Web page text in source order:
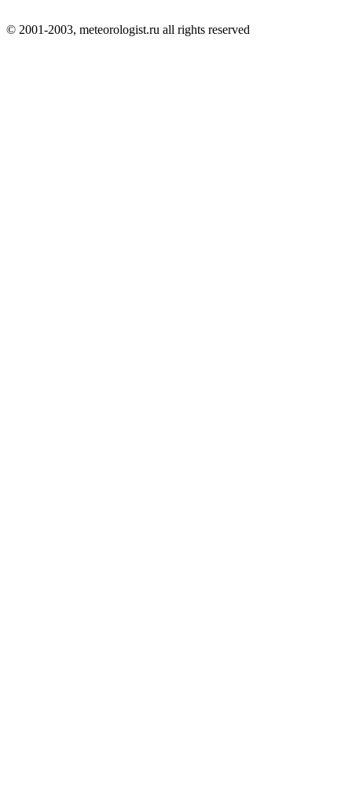
© 2001-2003, meteorologist.ru all rights reserved